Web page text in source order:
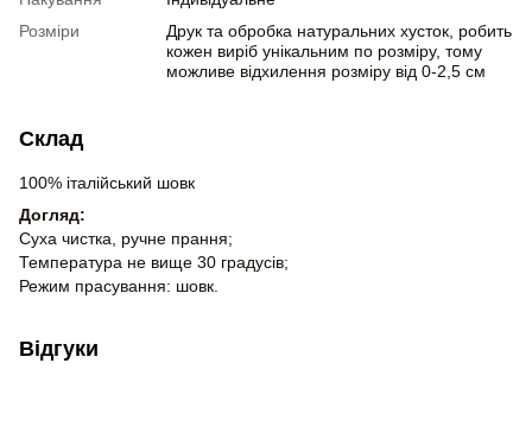
Розміри
Друк та обробка натуральних хусток, робить
кожен виріб унікальним по розміру, тому
можливе відхилення розміру від 0-2,5 см
Склад
100% італійський шовк
Догляд:
Суха чистка, ручне прання;
Температура не вище 30 градусів;
Режим прасування: шовк.
Відгуки